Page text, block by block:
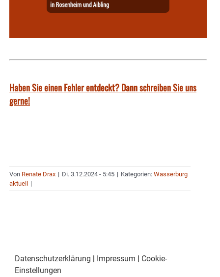
Haben Sie einen Fehler entdeckt? Dann schreiben Sie uns
gerne!
Von Renate Drax | Di. 3.12.2024 - 5:45 | Kategorien: Wasserburg
aktuell
|
Datenschutzerklärung | Impressum | Cookie-
Einstellungen